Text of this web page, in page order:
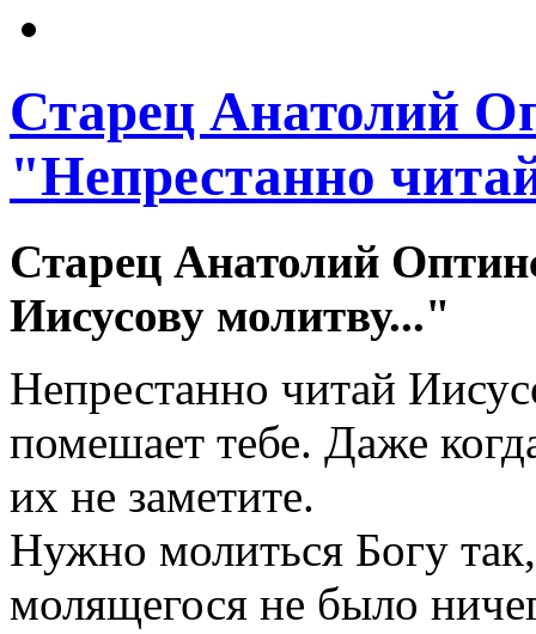
Старец Анатолий
"Непрестанно
Старец Анатолий
Иисусову молитву..."
Непрестанно читай
помешает тебе. Даже
их не заметите.
Нужно молиться Богу
молящегося не было